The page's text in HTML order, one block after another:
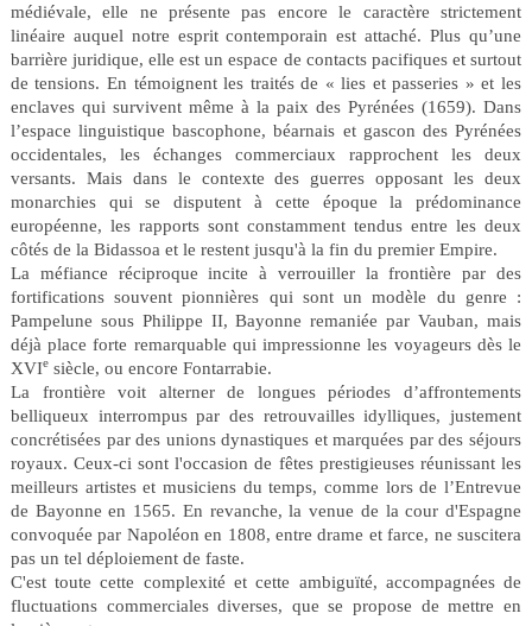
médiévale, elle ne présente pas encore le caractère strictement
linéaire auquel notre esprit contemporain est attaché. Plus qu’une
barrière juridique, elle est un espace de contacts pacifiques et surtout
de tensions. En témoignent les traités de « lies et passeries » et les
enclaves qui survivent même à la paix des Pyrénées (1659). Dans
l’espace linguistique bascophone, béarnais et gascon des Pyrénées
occidentales, les échanges commerciaux rapprochent les deux
versants. Mais dans le contexte des guerres opposant les deux
monarchies qui se disputent à cette époque la prédominance
européenne, les rapports sont constamment tendus entre les deux
côtés de la Bidassoa et le restent jusqu'à la fin du premier Empire.
La méfiance réciproque incite à verrouiller la frontière par des
fortifications souvent pionnières qui sont un modèle du genre :
Pampelune sous Philippe II, Bayonne remaniée par Vauban, mais
déjà place forte remarquable qui impressionne les voyageurs dès le
XVIesiècle, ou encore Fontarrabie.
La frontière voit alterner de longues périodes d’affrontements
belliqueux interrompus par des retrouvailles idylliques, justement
concrétisées par des unions dynastiques et marquées par des séjours
royaux. Ceux-ci sont l'occasion de fêtes prestigieuses réunissant les
meilleurs artistes et musiciens du temps, comme lors de l’Entrevue
de Bayonne en 1565. En revanche, la venue de la cour d'Espagne
convoquée par Napoléon en 1808, entre drame et farce, ne suscitera
pas un tel déploiement de faste.
C'est toute cette complexité et cette ambiguïté, accompagnées de
fluctuations commerciales diverses, que se propose de mettre en